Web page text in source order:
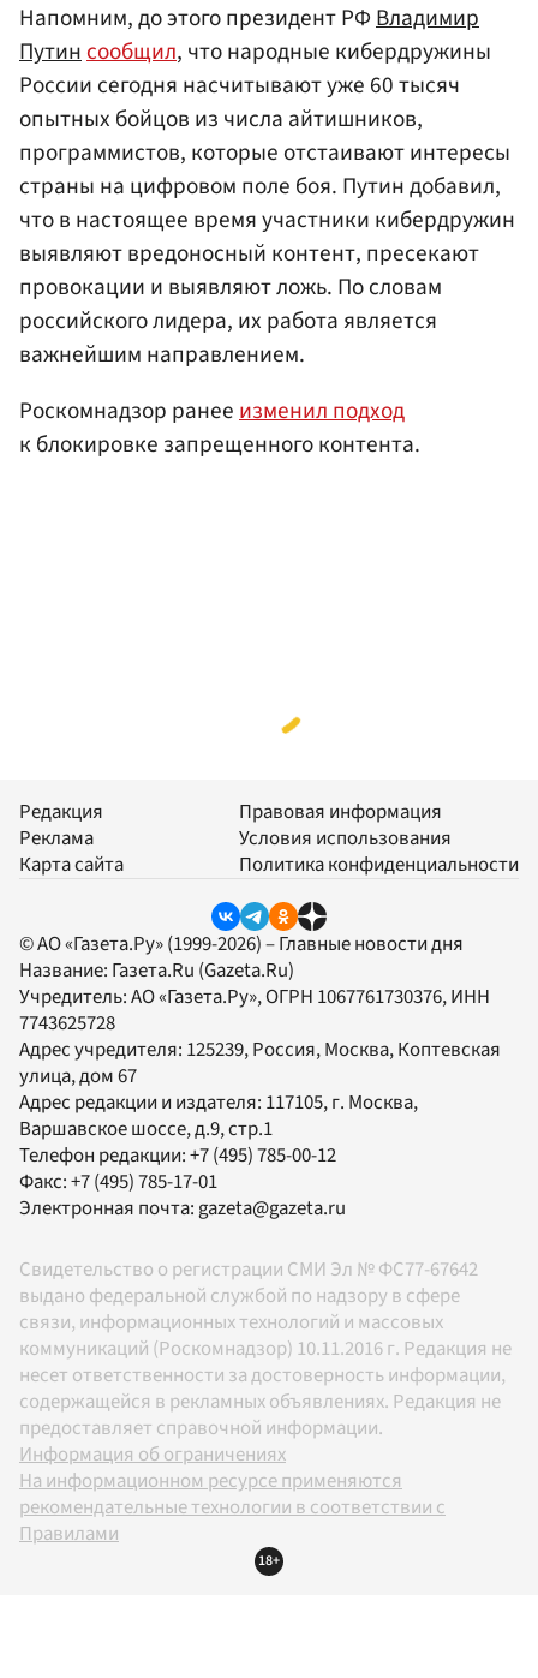
Напомним, до этого президент РФВладимир
Путинсообщил, что народные кибердружины
России сегодня насчитывают уже 60 тысяч
опытных бойцов из числа айтишников,
программистов, которые отстаивают интересы
страны на цифровом поле боя. Путин добавил,
что в настоящее время участники кибердружин
выявляют вредоносный контент, пресекают
провокации и выявляют ложь. По словам
российского лидера, их работа является
важнейшим направлением.
Роскомнадзор ранееизменил подход
к блокировке запрещенного контента.
Редакция
Реклама
Карта сайта
Правовая информация
Условия использования
Политика конфиденциальности
© АО «Газета.Ру» (1999-2026) – Главные новости дня
Название: Газета.Ru (Gazeta.Ru)
Учредитель:АО «Газета.Ру», ОГРН 1067761730376, ИНН
7743625728
Адрес учредителя: 125239, Россия, Москва, Коптевская
улица, дом 67
Адрес редакции и издателя: 117105, г. Москва,
Варшавское шоссе, д.9, стр.1
Телефон редакции:+7 (495) 785-00-12
Факс:+7 (495) 785-17-01
Электронная почта:gazeta@gazeta.ru
Свидетельство о регистрации СМИ Эл № ФС77-67642
выдано федеральной службой по надзору в сфере
связи, информационных технологий и массовых
коммуникаций (Роскомнадзор) 10.11.2016 г. Редакция не
несет ответственности за достоверность информации,
содержащейся в рекламных объявлениях. Редакция не
предоставляет справочной информации.
Информация об ограничениях
На информационном ресурсе применяются
рекомендательные технологии в соответствии с
Правилами
18+